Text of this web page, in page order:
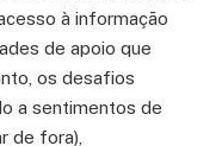
à informação
de apoio que
os desafios
a sentimentos de
de fora),